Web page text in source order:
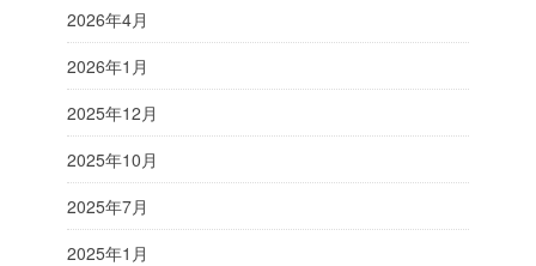
2026年4月
2026年1月
2025年12月
2025年10月
2025年7月
2025年1月